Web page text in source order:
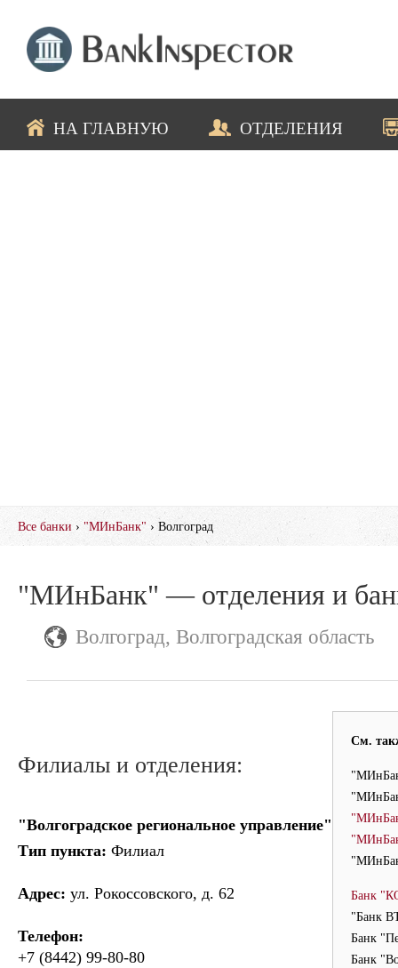
НА ГЛАВНУЮ ОТДЕЛЕНИЯ
Все банки › "МИнБанк" › Волгоград
"МИнБанк" — отделения и
Волгоград, Волгоградская область
См.
Банк
"Банк
Банк
Банк
Филиалы и отделения:
"Волгоградское региональное управление"
Тип пункта: Филиал
Адрес: ул. Рокоссовского, д. 62
Телефон:
+7 (8442) 99-80-80